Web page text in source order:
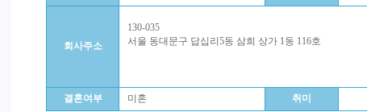
회사주소
130-035
서울 동대문구 답십리5동 삼희 상가 1동 116호
결혼여부 미혼 취미